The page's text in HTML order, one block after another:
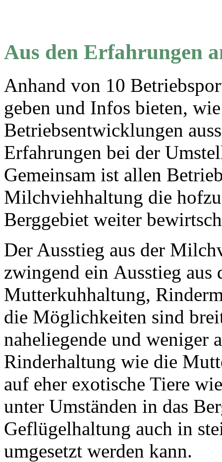
Aus den Erfahrungen
Anhand von 10
geben und Infos bieten,
Betriebsentwicklungen
Erfahrungen bei der
Gemeinsam ist allen
Milchviehhaltung die
Berggebiet weiter
Der Ausstieg aus der
zwingend ein Ausstieg aus
Mutterkuhhaltung,
die Möglichkeiten sind
naheliegende und weniger
Rinderhaltung wie die
auf eher exotische Tiere
unter Umständen in das
Geflügelhaltung auch in
umgesetzt werden kann.